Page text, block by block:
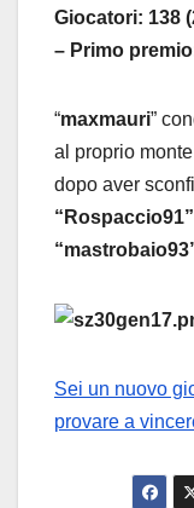
Giocatori: 138
– Primo
“maxmauri”
al proprio
dopo aver
Sei un nuovo
provare a